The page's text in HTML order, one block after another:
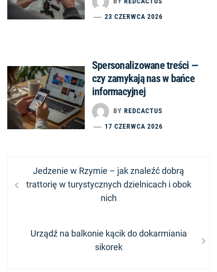
23 CZERWCA 2026
Spersonalizowane treści —
czy zamykają nas w bańce
informacyjnej
BY REDCACTUS
17 CZERWCA 2026
Nawigacja
wpisu
Previous
post:
Jedzenie w Rzymie – jak znaleźć dobrą
trattorię w turystycznych dzielnicach i obok
nich
Next
Urządź na balkonie kącik do dokarmiania
sikorek